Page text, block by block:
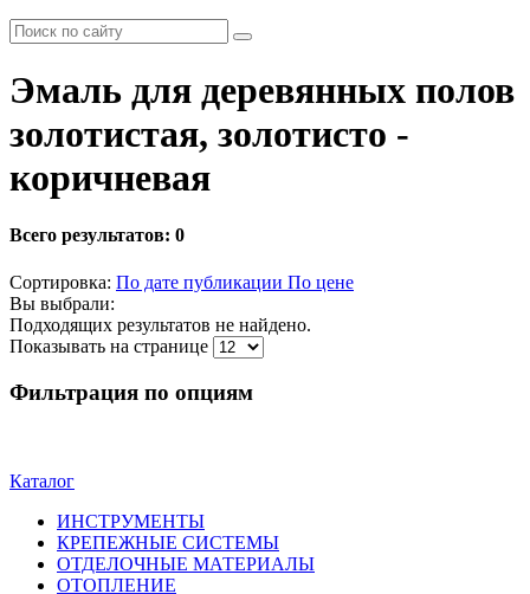
Эмаль для деревянных полов
золотистая, золотисто -
коричневая
Всего результатов: 0
Сортировка: По дате публикации По цене
Вы выбрали:
Подходящих результатов не найдено.
Показывать на странице
Фильтрация по опциям
Каталог
ИНСТРУМЕНТЫ
КРЕПЕЖНЫЕ СИСТЕМЫ
ОТДЕЛОЧНЫЕ МАТЕРИАЛЫ
ОТОПЛЕНИЕ